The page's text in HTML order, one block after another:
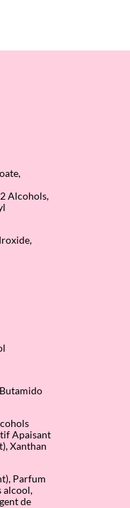
Alcohols,
Apaisant
Xanthan
Parfum
alcool,
de